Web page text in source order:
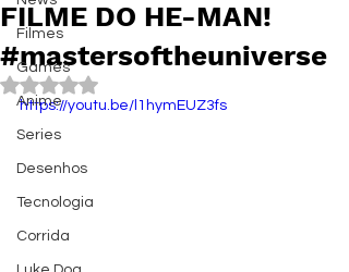
Filmes
Games
Anime
Series
Desenhos
Tecnologia
Corrida
FILME DO HE-MAN!
#mastersoftheuniverse
Avaliado com NaN de 5 estrelas.
https://youtu.be/l1hymEUZ3fs